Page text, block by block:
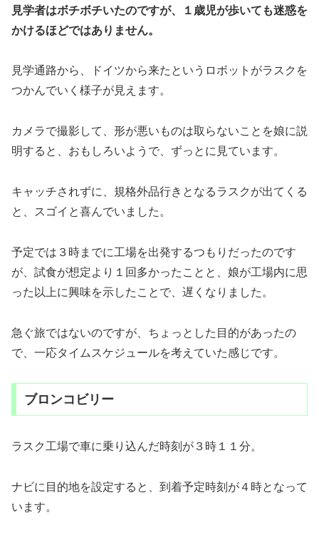
見学者はボチボチいたのですが、１歳児が歩いても迷惑を
かけるほどではありません。
見学通路から、ドイツから来たというロボットがラスクを
つかんでいく様子が見えます。
カメラで撮影して、形が悪いものは取らないことを娘に説
明すると、おもしろいようで、ずっとに見ています。
キャッチされずに、規格外品行きとなるラスクが出てくる
と、スゴイと喜んでいました。
予定では３時までに工場を出発するつもりだったのです
が、試食が想定より１回多かったことと、娘が工場内に思
った以上に興味を示したことで、遅くなりました。
急ぐ旅ではないのですが、ちょっとした目的があったの
で、一応タイムスケジュールを考えていた感じです。
ブロンコビリー
ラスク工場で車に乗り込んだ時刻が３時１１分。
ナビに目的地を設定すると、到着予定時刻が４時となって
います。